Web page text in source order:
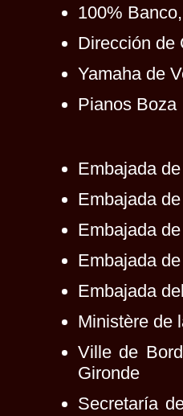
100%
Dirección de
Yamaha de
Pianos Boza
Embajada
Embajada
Embajada
Embajada
Embajada
Ministère de
Ville de
Gironde
Secretaría